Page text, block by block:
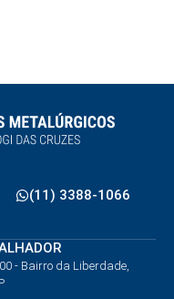
(11) 3388-1066
- Bairro da Liberdade,